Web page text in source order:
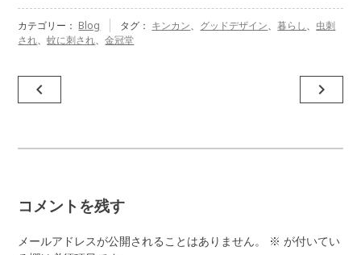
カテゴリー： Blog タグ： キンカン、 グッドデザイン、暮らし、 虫刺
され、蚊に刺され、金冠堂
投
稿
ー
シ
navigate_before navigate_next
コメントを残す
メールアドレスが公開されることはありません。 ※ が付いてい